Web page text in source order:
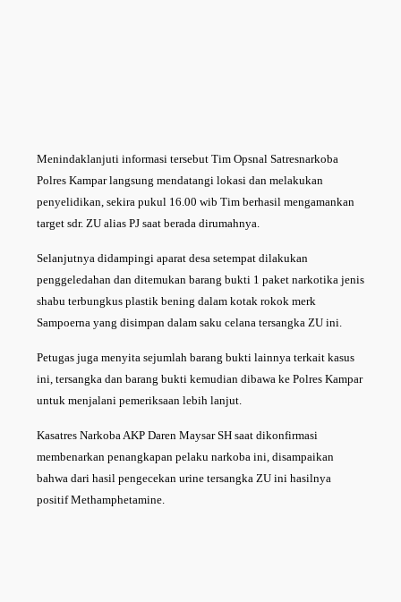
Menindaklanjuti informasi tersebut Tim Opsnal Satresnarkoba
Polres Kampar langsung mendatangi lokasi dan melakukan
penyelidikan, sekira pukul 16.00 wib Tim berhasil mengamankan
target sdr. ZU alias PJ saat berada dirumahnya.
Selanjutnya didampingi aparat desa setempat dilakukan
penggeledahan dan ditemukan barang bukti 1 paket narkotika jenis
shabu terbungkus plastik bening dalam kotak rokok merk
Sampoerna yang disimpan dalam saku celana tersangka ZU ini.
Petugas juga menyita sejumlah barang bukti lainnya terkait kasus
ini, tersangka dan barang bukti kemudian dibawa ke Polres Kampar
untuk menjalani pemeriksaan lebih lanjut.
Kasatres Narkoba AKP Daren Maysar SH saat dikonfirmasi
membenarkan penangkapan pelaku narkoba ini, disampaikan
bahwa dari hasil pengecekan urine tersangka ZU ini hasilnya
positif Methamphetamine.